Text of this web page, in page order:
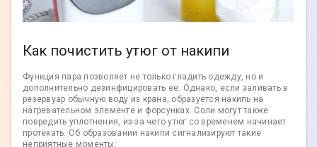
Как почистить утюг от накипи
Функция пара позволяет не только гладить одежду, но и
дополнительно дезинфицировать ее. Однако, если заливать в
резервуар обычную воду из крана, образуется накипь на
нагревательном элементе и форсунках. Соли могут также
повредить уплотнения, из-за чего утюг со временем начинает
протекать. Об образовании накипи сигнализируют такие
неприятные моменты: